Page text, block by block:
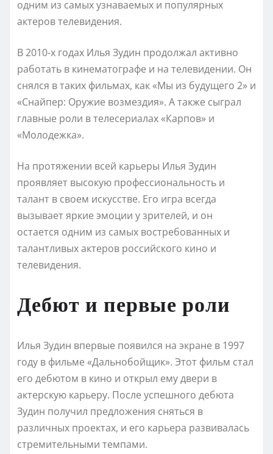
одним из самых узнаваемых и популярных
актеров телевидения.
В 2010-х годах Илья Зудин продолжал активно
работать в кинематографе и на телевидении. Он
снялся в таких фильмах, как «Мы из будущего 2» и
«Снайпер: Оружие возмездия». А также сыграл
главные роли в телесериалах «Карпов» и
«Молодежка».
На протяжении всей карьеры Илья Зудин
проявляет высокую профессиональность и
талант в своем искусстве. Его игра всегда
вызывает яркие эмоции у зрителей, и он
остается одним из самых востребованных и
талантливых актеров российского кино и
телевидения.
Дебют и первые роли
Илья Зудин впервые появился на экране в 1997
году в фильме «Дальнобойщик». Этот фильм стал
его дебютом в кино и открыл ему двери в
актерскую карьеру. После успешного дебюта
Зудин получил предложения сняться в
различных проектах, и его карьера развивалась
стремительными темпами.